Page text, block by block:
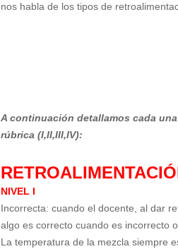
nos habla de los tipos de
A continuación detallamos cada
rúbrica (I,II,III,IV):
NIVEL I
Incorrecta: cuando el docente, al dar
algo es correcto cuando es incorrecto
La temperatura de la mezcla siempre